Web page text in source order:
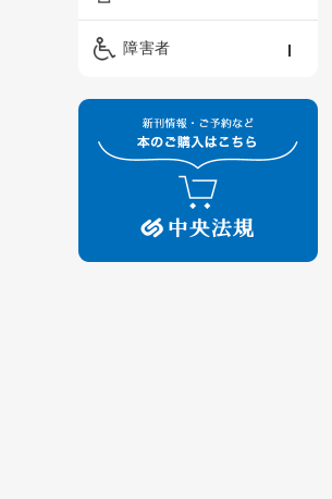
精神保健福祉士
保育士
ーシャルワーク
看護
制度
保育・教育／発達障害
障害者
障害者支援・福祉